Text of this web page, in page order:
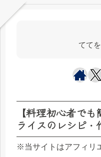
てて
【料理初心者で
ライスのレシピ・
※当サイトはアフィリ